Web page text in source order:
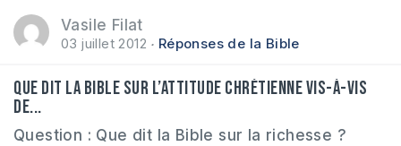
Vasile Filat
03 juillet 2012 Réponses de la Bible
Que dit la Bible sur l’attitude chrétienne vis-à-vis
de...
Question : Que dit la Bible sur la richesse ?